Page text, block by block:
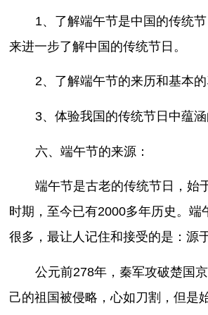
1、了解端午节是中国的传统
来进一步了解中国的传统节日。
2、了解端午节的来历和基本的
3、体验我国的传统节日中蕴涵
六、端午节的来源：
端午节是古老的传统节日，始
时期，至今已有2000多年历史。端
很多，最让人记住和接受的是：源
公元前278年，秦军攻破楚国
己的祖国被侵略，心如刀割，但是